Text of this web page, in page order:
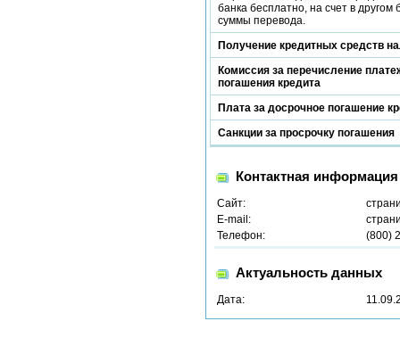
банка бесплатно, на счет в другом
суммы перевода.
Получение кредитных средств
Комиссия за перечисление
погашения кредита
Плата за досрочное погашение
Санкции за просрочку погашения
Контактная информация
Сайт:
E-mail:
Телефон:
(800)
Актуальность данных
Дата: